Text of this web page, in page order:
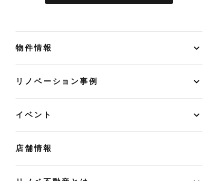
物件情報
リノベーション事例
イベント
店舗情報